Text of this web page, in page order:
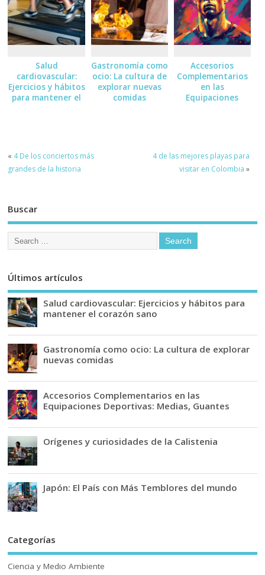
Salud
cardiovascular:
Ejercicios y hábitos
para mantener el
Gastronomía como
ocio: La cultura de
explorar nuevas
comidas
Accesorios
Complementarios
en las
Equipaciones
« 4 De los conciertos más
grandes de la historia
4 de las mejores playas para
visitar en Colombia »
Buscar
Últimos artículos
Salud cardiovascular: Ejercicios y hábitos para
mantener el corazón sano
Gastronomía como ocio: La cultura de explorar
nuevas comidas
Accesorios Complementarios en las
Equipaciones Deportivas: Medias, Guantes
Orígenes y curiosidades de la Calistenia
Japón: El País con Más Temblores del mundo
Categorías
Ciencia y Medio Ambiente